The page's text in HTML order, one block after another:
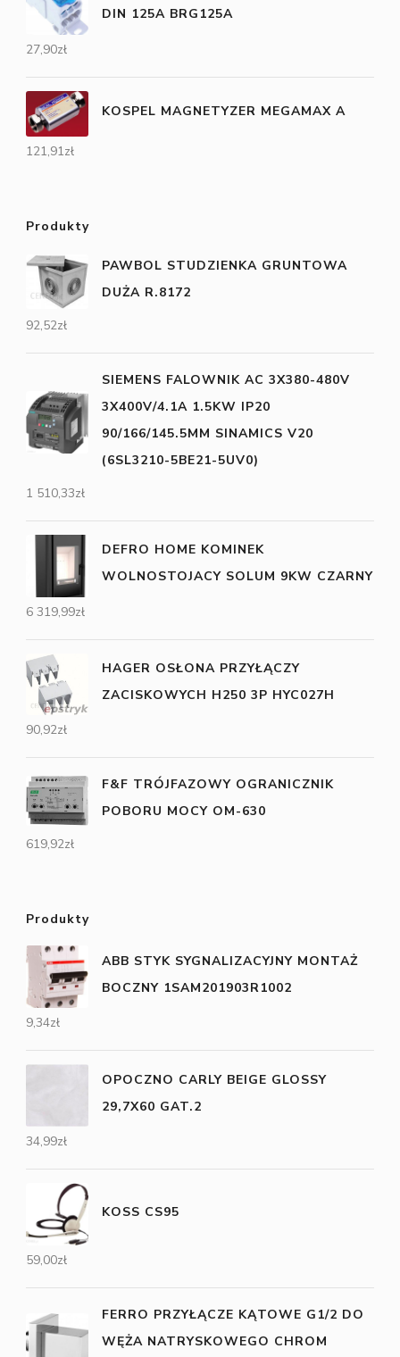
DIN 125A BRG125A
27,90zł
KOSPEL MAGNETYZER MEGAMAX A
121,91zł
Produkty
PAWBOL STUDZIENKA GRUNTOWA
DUŻA R.8172
92,52zł
SIEMENS FALOWNIK AC 3X380-480V
3X400V/4.1A 1.5KW IP20
90/166/145.5MM SINAMICS V20
(6SL3210-5BE21-5UV0)
1 510,33zł
DEFRO HOME KOMINEK
WOLNOSTOJACY SOLUM 9KW CZARNY
6 319,99zł
HAGER OSŁONA PRZYŁĄCZY
ZACISKOWYCH H250 3P HYC027H
90,92zł
F&F TRÓJFAZOWY OGRANICZNIK
POBORU MOCY OM-630
619,92zł
Produkty
ABB STYK SYGNALIZACYJNY MONTAŻ
BOCZNY 1SAM201903R1002
9,34zł
OPOCZNO CARLY BEIGE GLOSSY
29,7X60 GAT.2
34,99zł
KOSS CS95
59,00zł
FERRO PRZYŁĄCZE KĄTOWE G1/2 DO
WĘŻA NATRYSKOWEGO CHROM